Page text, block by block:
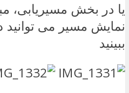
یا در بخش مسیریابی،
نمایش مسیر می توانید
ببینید